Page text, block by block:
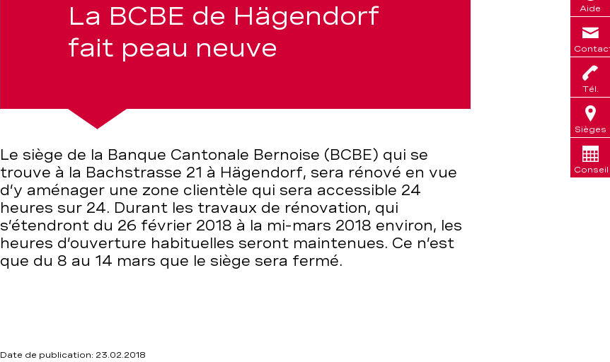
Aide
Tél.
Sièges
Conseil
La BCBE de Hägendorf
fait peau neuve
Le siège de la Banque Cantonale Bernoise (BCBE) qui se
trouve à la Bachstrasse 21 à Hägendorf, sera rénové en vue
d’y aménager une zone clientèle qui sera accessible 24
heures sur 24. Durant les travaux de rénovation, qui
s’étendront du 26 février 2018 à la mi-mars 2018 environ, les
heures d’ouverture habituelles seront maintenues. Ce n’est
que du 8 au 14 mars que le siège sera fermé.
Date de publication: 23.02.2018